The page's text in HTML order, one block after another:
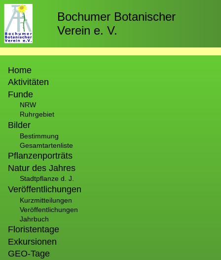
Direkt
zum
Inhalt
Bochumer Botanischer
Verein e. V.
Home
Aktivitäten
Funde
NRW
Ruhrgebiet
Bilder
Bestimmung
Gesamtartenliste
Pflanzenporträts
Natur des Jahres
Stadtpflanze d. J.
Veröffentlichungen
Kurzmitteilungen
Veröffentlichungen
Jahrbuch
Floristentage
Exkursionen
GEO-Tage